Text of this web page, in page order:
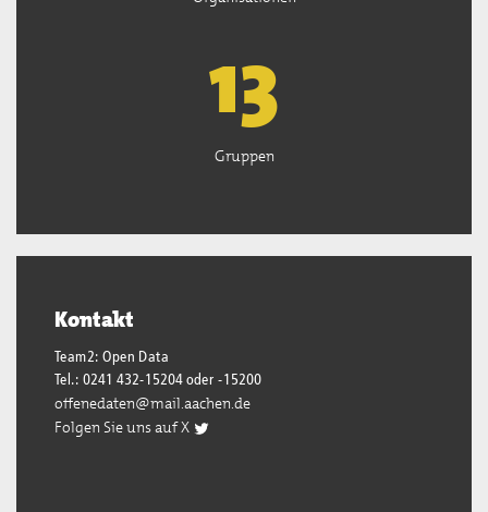
13
Gruppen
Kontakt
Team2: Open Data
Tel.: 0241 432-15204 oder -15200
offenedaten@mail.aachen.de
Folgen Sie uns auf X